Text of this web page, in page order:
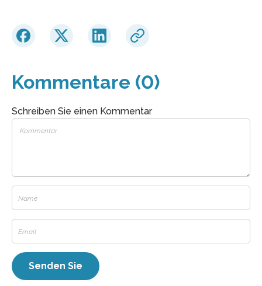
Kommentare (0)
Schreiben Sie einen Kommentar